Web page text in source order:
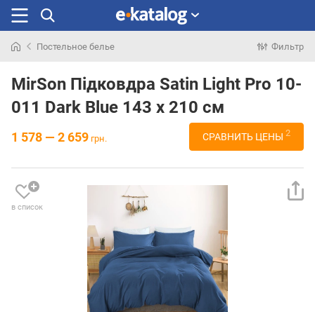
раньше
Постельное белье Фильтр
MirSon Підковдра Satin Light Pro 10-
011 Dark Blue 143 x 210 см
1 578 — 2 659 грн. СРАВНИТЬ ЦЕНЫ 2
в список